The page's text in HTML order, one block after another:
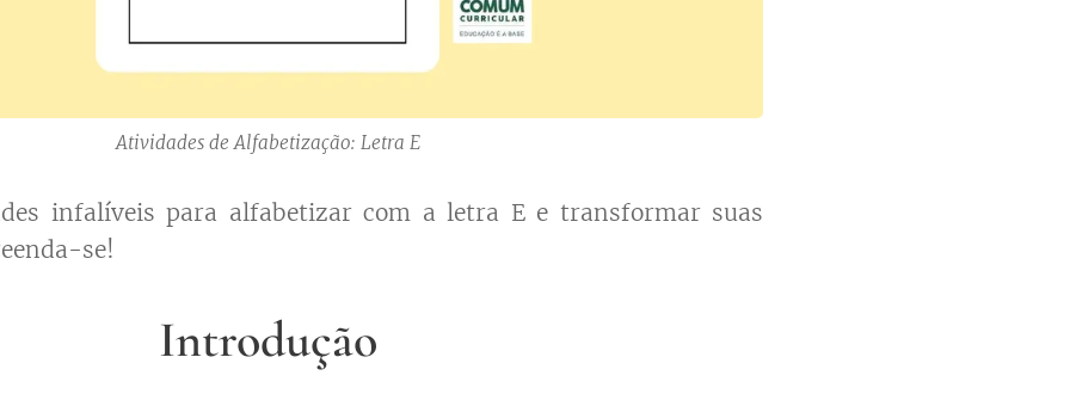
Atividades de Alfabetização: Letra E
infalíveis para alfabetizar com a letra E e transformar suas
se!
Introdução